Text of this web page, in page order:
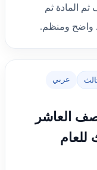
المادة ثم
واضح ومنظم.
عربي
العاشر
للعام